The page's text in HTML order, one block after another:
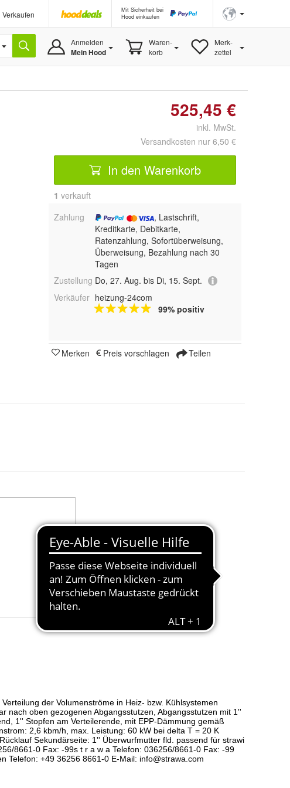
Verkaufen
Mit Sicherheit bei
Hood einkaufen
Anmelden
Mein Hood
Waren-
korb
Merk-
zettel
525,45 €
inkl. MwSt.
Versandkosten nur 6,50 €
In den Warenkorb
1 verkauft
Zahlung
, Lastschrift,
Kreditkarte, Debitkarte,
Ratenzahlung, Sofortüberweisung,
Überweisung, Bezahlung nach 30
Tagen
Zustellung Do, 27. Aug. bis Di, 15. Sept.
Verkäufer heizung-24com
99% positiv
Merken Preis vorschlagen Teilen